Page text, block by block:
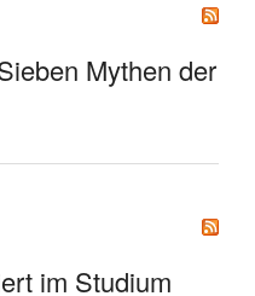
Mythen der
im Studium